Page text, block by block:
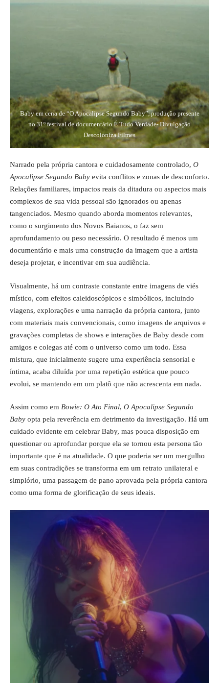
Baby em cena de “O Apocalipse Segundo Baby”, produção presente
no 31º festival de documentário É Tudo Verdade- Divulgação
Descoloniza Filmes
Narrado pela própria cantora e cuidadosamente controlado, O
Apocalipse Segundo Baby evita conflitos e zonas de desconforto.
Relações familiares, impactos reais da ditadura ou aspectos mais
complexos de sua vida pessoal são ignorados ou apenas
tangenciados. Mesmo quando aborda momentos relevantes,
como o surgimento dos Novos Baianos, o faz sem
aprofundamento ou peso necessário. O resultado é menos um
documentário e mais uma construção da imagem que a artista
deseja projetar, e incentivar em sua audiência.
Visualmente, há um contraste constante entre imagens de viés
místico, com efeitos caleidoscópicos e simbólicos, incluindo
viagens, explorações e uma narração da própria cantora, junto
com materiais mais convencionais, como imagens de arquivos e
gravações completas de shows e interações de Baby desde com
amigos e colegas até com o universo como um todo. Essa
mistura, que inicialmente sugere uma experiência sensorial e
íntima, acaba diluída por uma repetição estética que pouco
evolui, se mantendo em um platô que não acrescenta em nada.
Assim como em Bowie: O Ato Final, O Apocalipse Segundo
Baby opta pela reverência em detrimento da investigação. Há um
cuidado evidente em celebrar Baby, mas pouca disposição em
questionar ou aprofundar porque ela se tornou esta persona tão
importante que é na atualidade. O que poderia ser um mergulho
em suas contradições se transforma em um retrato unilateral e
simplório, uma passagem de pano aprovada pela própria cantora
como uma forma de glorificação de seus ideais.